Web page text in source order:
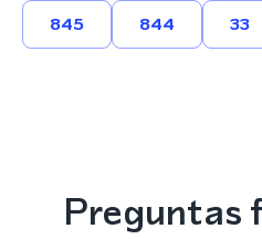
845 844 33
Preguntas